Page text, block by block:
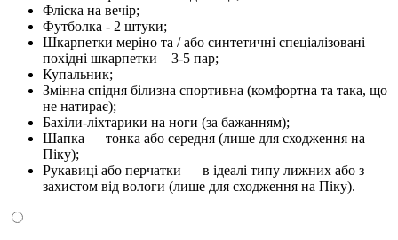
Фліска на вечір;
Футболка - 2 штуки;
Шкарпетки меріно та / або синтетичні спеціалізовані
похідні шкарпетки – 3-5 пар;
Купальник;
Змінна спідня білизна спортивна (комфортна та така, що
не натирає);
Бахіли-ліхтарики на ноги (за бажанням);
Шапка — тонка або середня (лише для сходження на
Піку);
Рукавиці або перчатки — в ідеалі типу лижних або з
захистом від вологи (лише для сходження на Піку).